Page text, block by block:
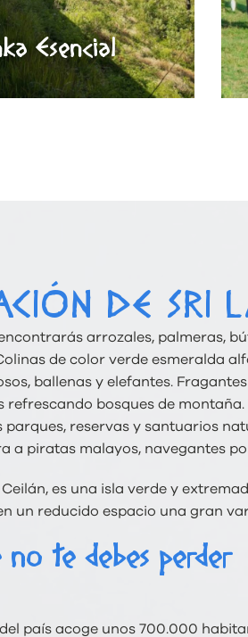
Esencial
DE SRI
arrozales, palmeras,
de color verde esmeralda
ballenas y elefantes.
refrescando bosques de
parques, reservas y santuarios
a piratas malayos, navegantes
Ceilán, es una isla verde y
un reducido espacio una gran
te debes perder
país acoge unos 700.000